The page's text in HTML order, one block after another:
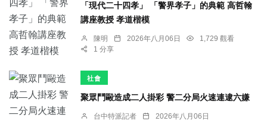
「現代二十四孝」 「警界孝子」的典範 高哲翰
講座教授 孝道楷模
陳明 2026年八月06日
1,729 觀看
1 分享
社會
聚眾鬥毆造成二人掛彩 警二分局火速連逮六嫌
台中特派記者
2026年八月06日